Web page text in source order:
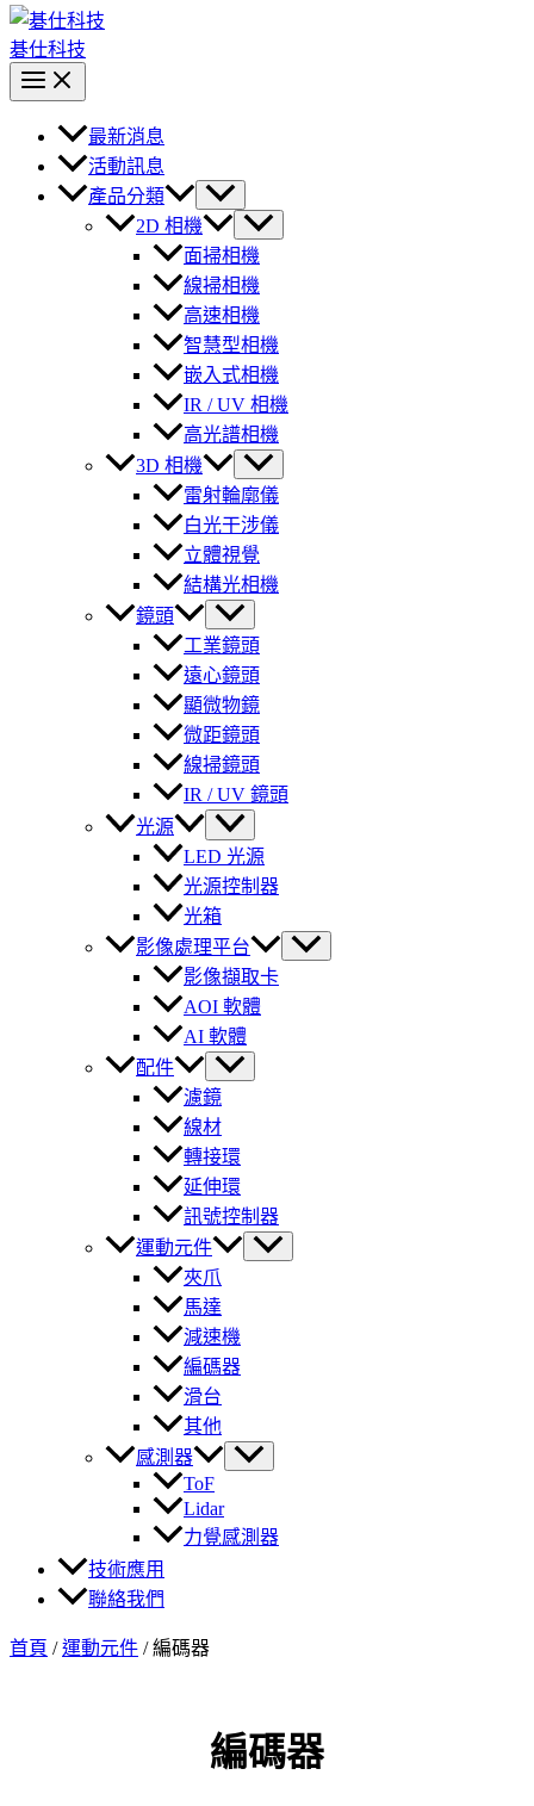
碁仕科技
最新消息
活動訊息
產品分類
2D 相機
面掃相機
線掃相機
高速相機
智慧型相機
嵌入式相機
IR / UV 相機
高光譜相機
3D 相機
雷射輪廓儀
白光干涉儀
立體視覺
結構光相機
鏡頭
工業鏡頭
遠心鏡頭
顯微物鏡
微距鏡頭
線掃鏡頭
IR / UV 鏡頭
光源
LED 光源
光源控制器
光箱
影像處理平台
影像擷取卡
AOI 軟體
AI 軟體
配件
濾鏡
線材
轉接環
延伸環
訊號控制器
運動元件
夾爪
馬達
減速機
編碼器
滑台
其他
感測器
ToF
Lidar
力覺感測器
技術應用
聯絡我們
首頁 /運動元件 /編碼器
編碼器